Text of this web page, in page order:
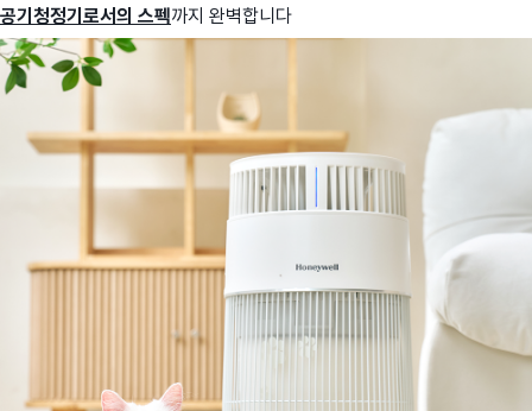
공기청정기로서의 스펙까지 완벽합니다